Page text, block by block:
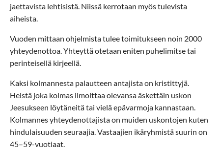
jaettavista lehtisistä. Niissä kerrotaan myös tulevista
aiheista.
Vuoden mittaan ohjelmista tulee toimitukseen noin 2000
yhteydenottoa. Yhteyttä otetaan eniten puhelimitse tai
perinteisellä kirjeellä.
Kaksi kolmannesta palautteen antajista on kristittyjä.
Heistä joka kolmas ilmoittaa olevansa äskettäin uskon
Jeesukseen löytäneitä tai vielä epävarmoja kannastaan.
Kolmannes yhteydenottajista on muiden uskontojen kuten
hindulaisuuden seuraajia. Vastaajien ikäryhmistä suurin on
45–59-vuotiaat.